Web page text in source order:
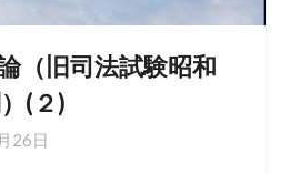
（旧司法試験昭和
(２)
26日